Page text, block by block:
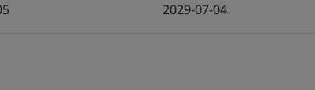
2029-07-04